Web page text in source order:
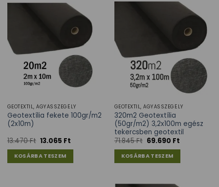
GEOTEXTIL, ÁGYÁSSZEGÉLY
Geotextília fekete 100gr/m2
(2x10m)
13.470Ft 13.065 Ft
KOSÁRBA TESZEM
GEOTEXTIL, ÁGYÁSSZEGÉLY
320m2 Geotextília
(50gr/m2) 3,2x100m egész
tekercsben geotextil
71.845Ft 69.690 Ft
KOSÁRBA TESZEM